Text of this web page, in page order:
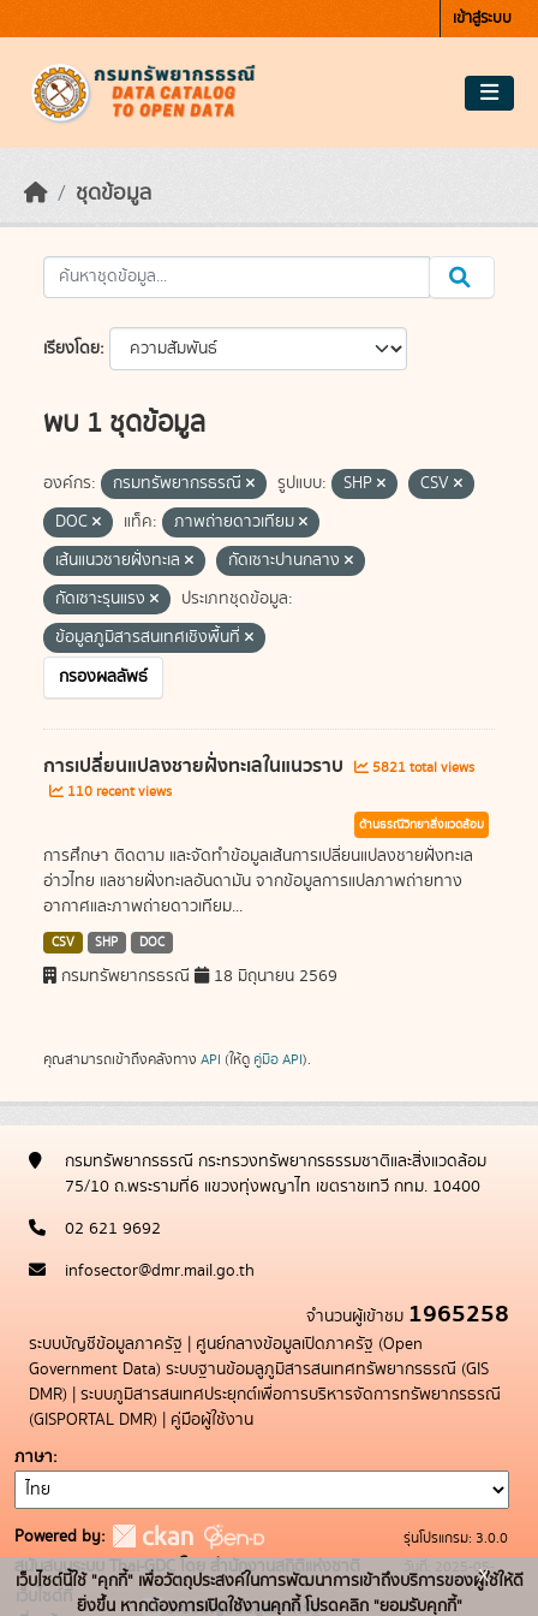
เข้าสู่ระบบ
ชุดข้อมูล
เรียงโดย
พบ 1 ชุดข้อมูล
องค์กร: กรมทรัพยากรธรณี รูปแบบ: SHP
CSV
DOC
แท็ค:
ภาพถ่ายดาวเทียม
เส้นแนวชายฝั่งทะเล
กัดเซาะปานกลาง
กัดเซาะรุนแรง
ประเภทชุดข้อมูล:
ข้อมูลภูมิสารสนเทศเชิงพื้นที่
กรองผลลัพธ์
การเปลี่ยนแปลงชายฝั่งทะเลในแนวราบ
5821 total views
110 recent views
ด้านธรณีวิทยาสิ่งแวดล้อม
การศึกษา ติดตาม และจัดทำข้อมูลเส้นการเปลี่ยนแปลงชายฝั่งทะเล
อ่าวไทย แลชายฝั่งทะเลอันดามัน จากข้อมูลการแปลภาพถ่ายทาง
อากาศและภาพถ่ายดาวเทียม...
CSV SHP DOC
กรมทรัพยากรธรณี 18 มิถุนายน 2569
คุณสามารถเข้าถึงคลังทาง API (ให้ดู คู่มือ API).
กรมทรัพยากรธรณี กระทรวงทรัพยากรธรรมชาติและสิ่งแวดล้อม
75/10 ถ.พระรามที่6 แขวงทุ่งพญาไท เขตราชเทวี กทม. 10400
02 621 9692
infosector@dmr.mail.go.th
จำนวนผู้เข้าชม 1965258
ระบบบัญชีข้อมูลภาครัฐ | ศูนย์กลางข้อมูลเปิดภาครัฐ (Open
Government Data) ระบบฐานข้อมลูภูมิสารสนเทศทรัพยากรธรณี (GIS
DMR) | ระบบภูมิสารสนเทศประยุกต์เพื่อการบริหารจัดการทรัพยากรธรณี
(GISPORTAL DMR) | คู่มือผู้ใช้งาน
ภาษา
Powered by:
สนับสนุนระบบ Thai-GDC โดย สำนักงานสถิติแห่งชาติ
เว็บไซต์ที่
ระบบบัญชีข้อมูลภาครัฐ
รุ่นโปรแกรม: 3.0.0
วันที่: 2025-05-
19
เว็บไซต์นี้ใช้ "คุกกี้" เพื่อวัตถุประสงค์ในการพัฒนาการเข้าถึงบริการของผู้ใช้ให้ดี
ยิ่งขึ้น หากต้องการเปิดใช้งานคุกกี้ โปรดคลิก "ยอมรับคุกกี้"
x